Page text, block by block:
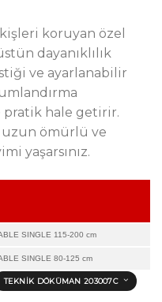
koruyan özel
dayanıklılık
ve ayarlanabilir
pratik hale getirir.
uzun ömürlü ve
yaşarsınız.
SINGLE 115-200 cm
SINGLE 80-125 cm
TEKNIK DÖKÜMAN 203007C